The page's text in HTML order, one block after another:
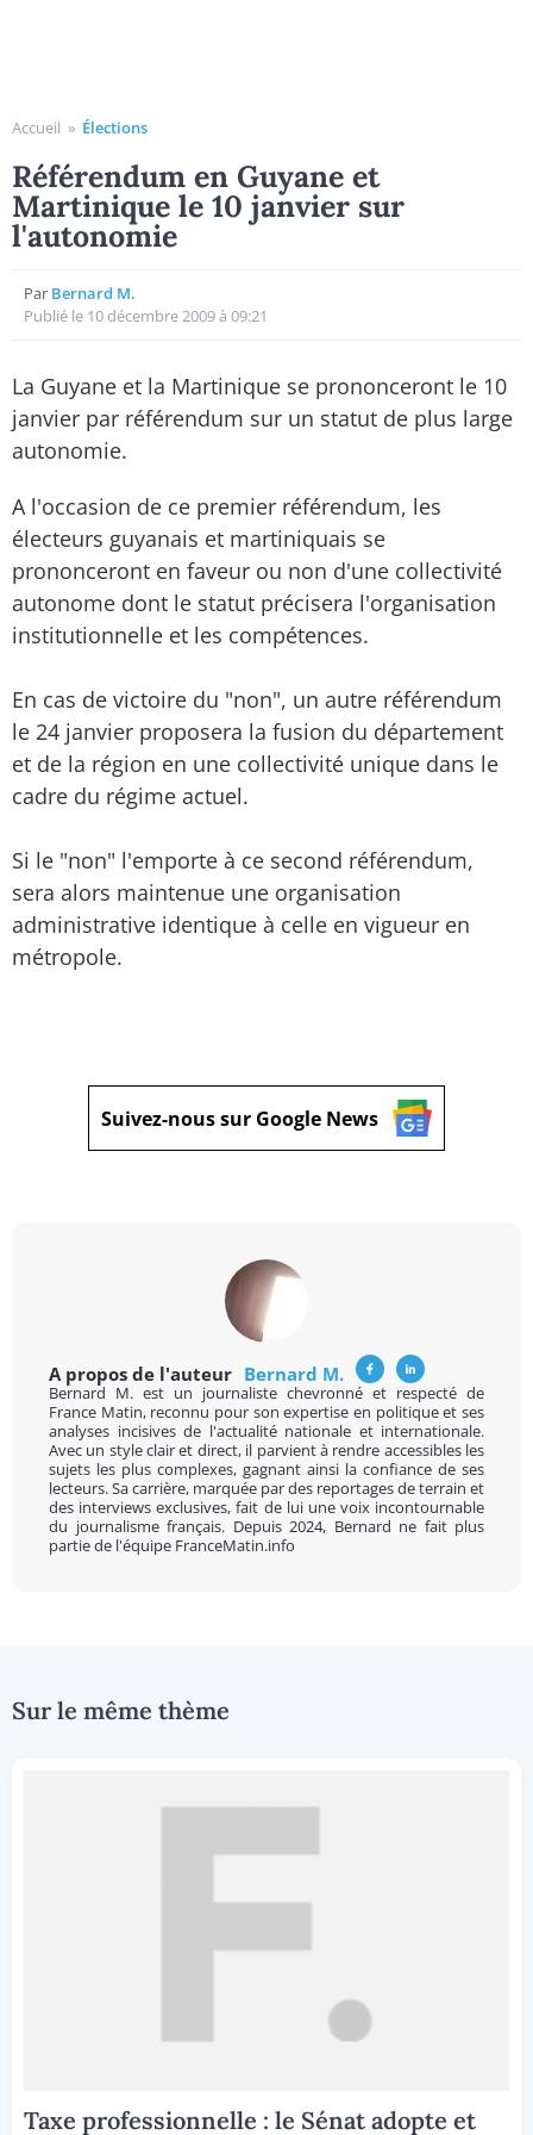
Accueil » Élections
Référendum en Guyane et
Martinique le 10 janvier sur
l'autonomie
Par Bernard M.
Publié le 10 décembre 2009 à 09:21
La Guyane et la Martinique se prononceront le 10
janvier par référendum sur un statut de plus large
autonomie.
A l'occasion de ce premier référendum, les
électeurs guyanais et martiniquais se
prononceront en faveur ou non d'une collectivité
autonome dont le statut précisera l'organisation
institutionnelle et les compétences.
En cas de victoire du "non", un autre référendum
le 24 janvier proposera la fusion du département
et de la région en une collectivité unique dans le
cadre du régime actuel.
Si le "non" l'emporte à ce second référendum,
sera alors maintenue une organisation
administrative identique à celle en vigueur en
métropole.
Suivez-nous sur Google News
A propos de l'auteur Bernard M.
Bernard M. est un journaliste chevronné et respecté de
France Matin, reconnu pour son expertise en politique et ses
analyses incisives de l'actualité nationale et internationale.
Avec un style clair et direct, il parvient à rendre accessibles les
sujets les plus complexes, gagnant ainsi la confiance de ses
lecteurs. Sa carrière, marquée par des reportages de terrain et
des interviews exclusives, fait de lui une voix incontournable
du journalisme français. Depuis 2024, Bernard ne fait plus
partie de l'équipe FranceMatin.info
Sur le même thème
Taxe professionnelle : le Sénat adopte et